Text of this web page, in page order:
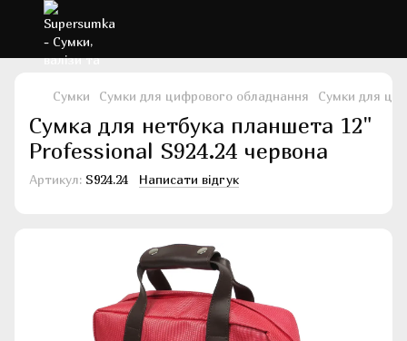
Сумки Сумки для цифрового обладнання Сумки для
Сумка для нетбука планшета 12"
Professional S924.24 червона
Артикул: S924.24 Написати відгук